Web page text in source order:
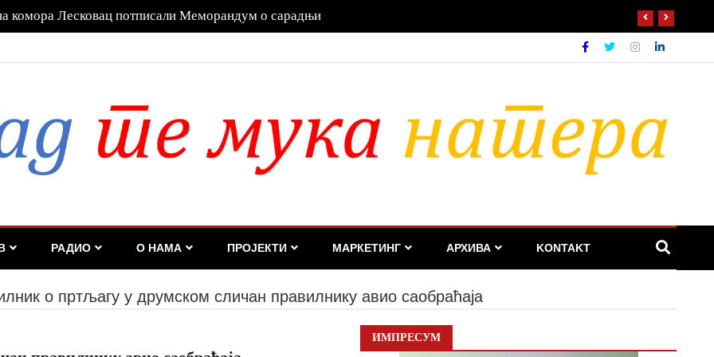
Дубравка Ђедовић Хандановић
РАДИО О НАМА ПРОЈЕКТИ МАРКЕТИНГ АРХИВА KONTAKT
о пртљагу у друмском сличан правилнику авио саобраћаја
ИМПРЕСУМ